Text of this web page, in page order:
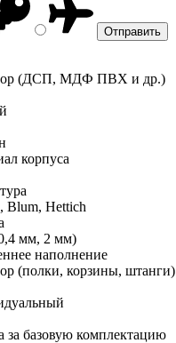
(ДСП, МДФ ПВХ и др.)
корпуса
Blum, Hettich
мм, 2 мм)
наполнение
(полки, корзины, штанги)
за базовую комплектацию